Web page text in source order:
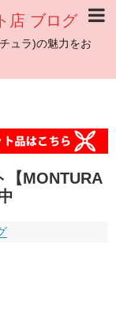
店 ブログ
ュラ)の魅力をお
【MONTURA